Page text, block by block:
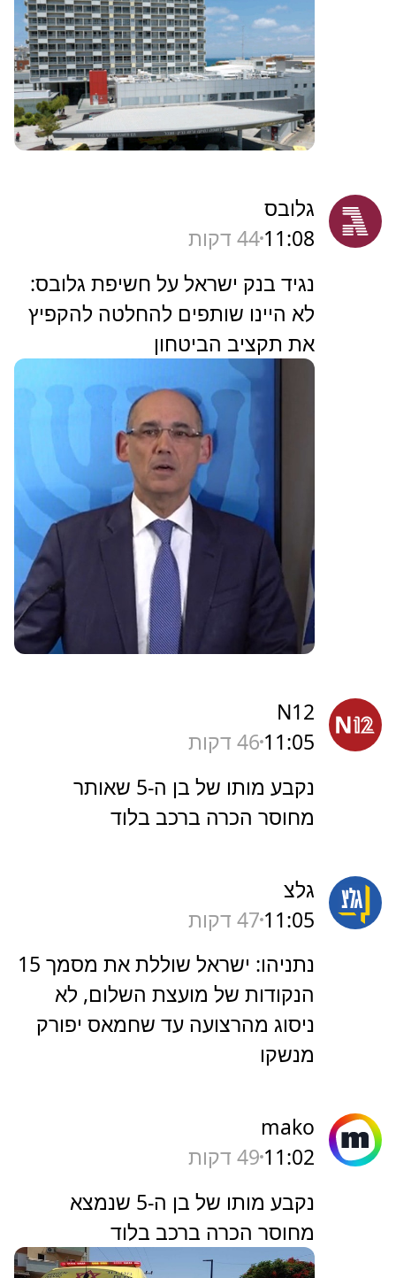
גלובס
11:0844 דקות
נגיד בנק ישראל על חשיפת גלובס:
לא היינו שותפים להחלטה להקפיץ
את תקציב הביטחון
N12
11:05 46 דקות
נקבע מותו של בן ה-5 שאותר
מחוסר הכרה ברכב בלוד
גלצ
11:05 47 דקות
נתניהו: ישראל שוללת את מסמך 15
הנקודות של מועצת השלום, לא
ניסוג מהרצועה עד שחמאס יפורק
מנשקו
mako
11:02 49 דקות
נקבע מותו של בן ה-5 שנמצא
מחוסר הכרה ברכב בלוד